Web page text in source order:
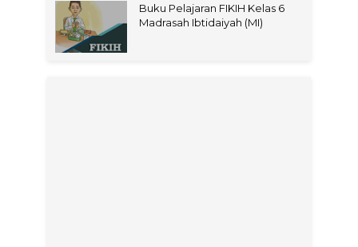
Buku Pelajaran FIKIH Kelas 6
Madrasah Ibtidaiyah (MI)